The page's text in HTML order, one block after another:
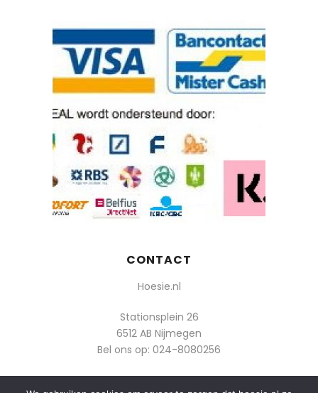
CONTACT
Hoesie.nl
Stationsplein 26
6512 AB Nijmegen
Bel ons op: 024-8080256
Of mail: info@hoesie.nl